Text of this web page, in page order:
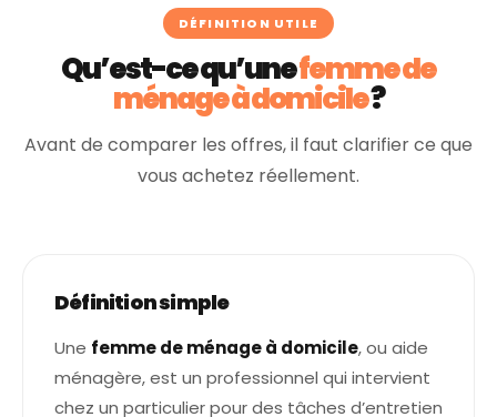
DÉFINITION UTILE
Qu’est-ce qu’unefemme de
ménage à domicile?
Avant de comparer les offres, il faut clarifier ce que
vous achetez réellement.
Définition simple
Une femme de ménage à domicile, ou aide
ménagère, est un professionnel qui intervient
chez un particulier pour des tâches d’entretien